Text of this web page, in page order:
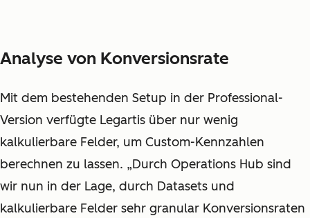
Analyse von Konversionsrate
Mit dem bestehenden Setup in der Professional-
Version verfügte Legartis über nur wenig
kalkulierbare Felder, um Custom-Kennzahlen
berechnen zu lassen. „Durch Operations Hub sind
wir nun in der Lage, durch Datasets und
kalkulierbare Felder sehr granular Konversionsraten